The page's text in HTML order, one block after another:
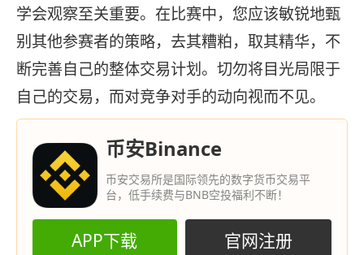
学会观察至关重要。在比赛中，您应该敏锐地甄
别其他参赛者的策略，去其糟粕，取其精华，不
断完善自己的整体交易计划。切勿将目光局限于
自己的交易，而对竞争对手的动向视而不见。
币安Binance
币安交易所是国际领先的数字货币交易平
台，低手续费与BNB空投福利不断！
APP下载 官网注册